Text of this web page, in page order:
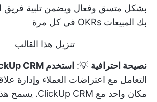
بشكل متسق وفعال ويضمن تلبية فريق
بك المبيعات OKRs في كل مرة
تنزيل هذا القالب
نصيحة احترافية 💡: استخدم ClickUp CRM
التعامل مع اعتراضات العملاء وإدارة
مكان واحد مع ClickUp CRM. يسمح